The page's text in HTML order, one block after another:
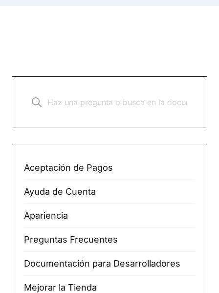
Aceptación de Pagos
Ayuda de Cuenta
Apariencia
Preguntas Frecuentes
Documentación para Desarrolladores
Mejorar la Tienda